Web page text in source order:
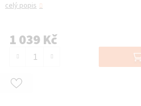
celý popis
1 039 Kč